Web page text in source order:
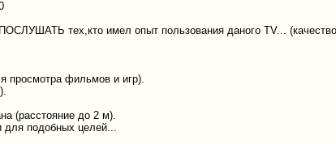
тех,кто имел опыт пользования даного TV... (качество
просмотра фильмов и игр).
(расстояние до 2 м).
для подобных целей...